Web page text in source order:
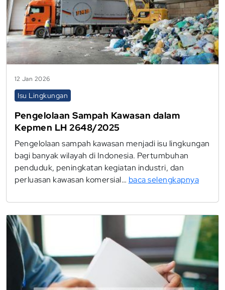
12 Jan 2026
Isu Lingkungan
Pengelolaan Sampah Kawasan dalam
Kepmen LH 2648/2025
Pengelolaan sampah kawasan menjadi isu lingkungan
bagi banyak wilayah di Indonesia. Pertumbuhan
penduduk, peningkatan kegiatan industri, dan
perluasan kawasan komersial… baca selengkapnya